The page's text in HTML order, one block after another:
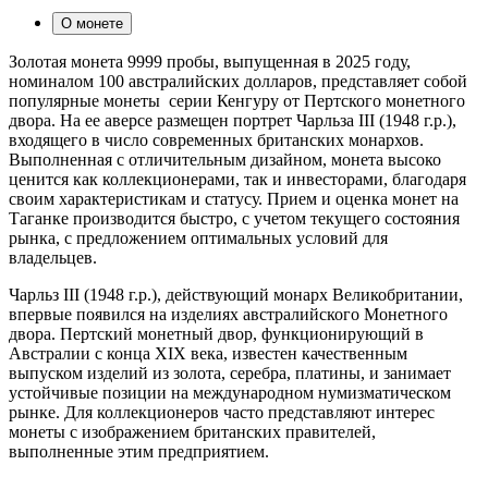
О монете
Золотая монета 9999 пробы, выпущенная в 2025 году,
номиналом 100 австралийских долларов, представляет собой
популярные монеты серии Кенгуру от Пертского монетного
двора. На ее аверсе размещен портрет Чарльза III (1948 г.р.),
входящего в число современных британских монархов.
Выполненная с отличительным дизайном, монета высоко
ценится как коллекционерами, так и инвесторами, благодаря
своим характеристикам и статусу. Прием и оценка монет на
Таганке производится быстро, с учетом текущего состояния
рынка, с предложением оптимальных условий для
владельцев.
Чарльз III (1948 г.р.), действующий монарх Великобритании,
впервые появился на изделиях австралийского Монетного
двора. Пертский монетный двор, функционирующий в
Австралии с конца XIX века, известен качественным
выпуском изделий из золота, серебра, платины, и занимает
устойчивые позиции на международном нумизматическом
рынке. Для коллекционеров часто представляют интерес
монеты с изображением британских правителей,
выполненные этим предприятием.